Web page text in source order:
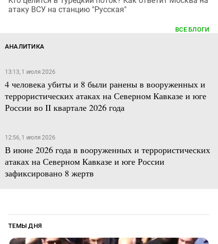
атаку ВСУ на станцию "Русская"
ВСЕ БЛОГИ
АНАЛИТИКА
13:13, 1 июля 2026
4 человека убиты и 8 были ранены в вооруженных и
террористических атаках на Северном Кавказе и юге
России во II квартале 2026 года
12:56, 1 июля 2026
В июне 2026 года в вооруженных и террористических
атаках на Северном Кавказе и юге России
зафиксировано 8 жертв
ТЕМЫ ДНЯ